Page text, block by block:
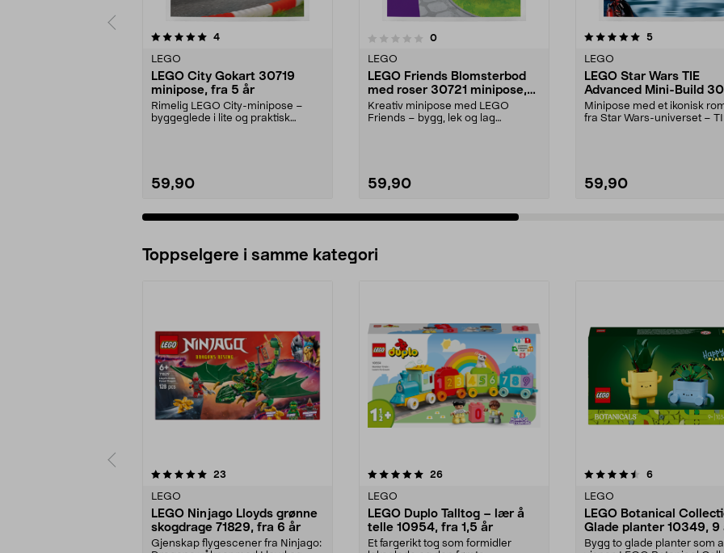
4anmeldelser
LEGO
LEGO City Gokart 30719
minipose, fra 5 år
Rimelig LEGO City-minipose –
byggeglede i lite og praktisk
59,90
0.0 av 5 stjerner 0anmeldelser
LEGO
LEGO Friends Blomsterbod
med roser 30721 minipose,
fra 5 år
Kreativ minipose med LEGO
Friends – bygg, lek og lag
59,90
5.0av 5 stjerner 5anmeldelser
LEGO
LEGO Star Wars TIE
Advanced Mini-Build
minipose, fra 6 år
Minipose med et ikonisk
fra Star Wars-universet –
59,90
4.5av 5 stjerner
Toppselgere i samme kategori
23
LEGO
LEGO Ninjago Lloyds grønne
skogdrage 71829, fra 6 år
Gjenskap flygescener fra Ninjago:
5.0 av 5 stjerner 26anmeldelser
LEGO
LEGO Duplo Talltog – lær å
telle 10954, fra 1,5 år
Et fargerikt tog som formidler
4.5 av 5 stjerner 6anmeldelser
LEGO
LEGO Botanical
Glade planter 10349, 9
Bygg to glade planter som
4.5 av 5 stjerner